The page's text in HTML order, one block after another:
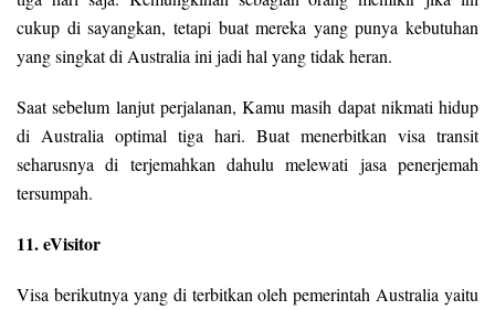
cukup di sayangkan, tetapi buat mereka yang punya kebutuhan
yang singkat di Australia ini jadi hal yang tidak heran.
Saat sebelum lanjut perjalanan, Kamu masih dapat nikmati hidup
di Australia optimal tiga hari. Buat menerbitkan visa transit
seharusnya di terjemahkan dahulu melewati jasa penerjemah
tersumpah.
11. eVisitor
Visa berikutnya yang di terbitkan oleh pemerintah Australia yaitu